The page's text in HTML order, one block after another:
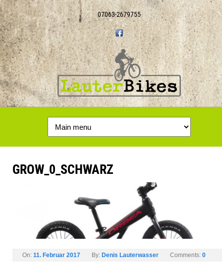
07063-2679755
GROW_0_SCHWARZ
On: 11. Februar 2017 By: Denis Lauterwasser Comments: 0